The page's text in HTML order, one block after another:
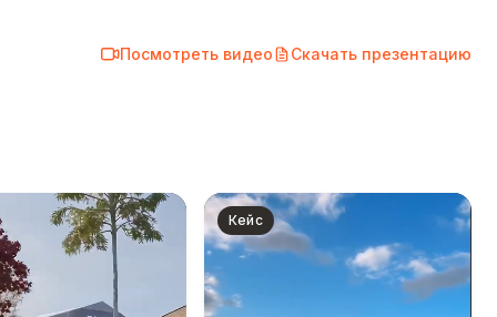
Посмотреть видео Скачать презентацию
Кейс